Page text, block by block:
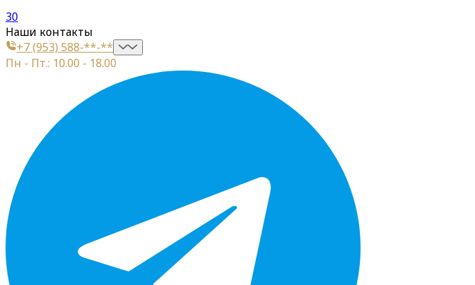
30
Наши контакты
+7 (953) 588-**-**
Пн - Пт.: 10.00 - 18.00